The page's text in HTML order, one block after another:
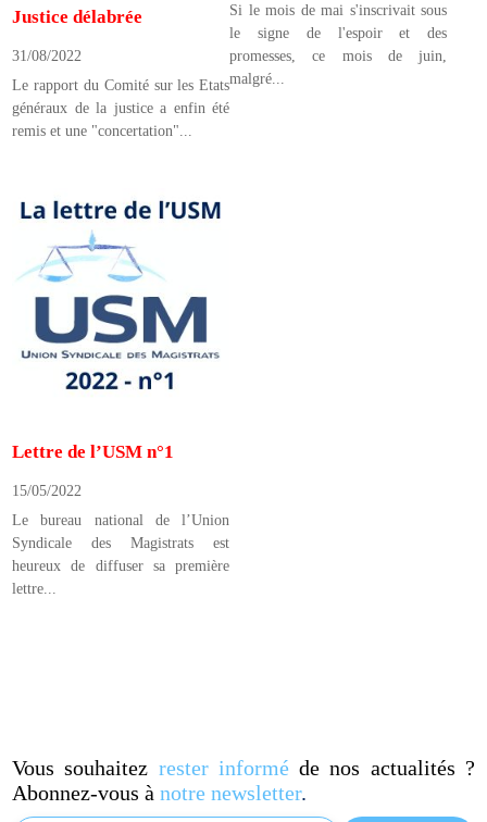
Justice délabrée
31/08/2022
Le rapport du Comité sur les Etats
généraux de la justice a enfin été
remis et une "concertation"...
Si le mois de mai s'inscrivait sous
le signe de l'espoir et des
promesses, ce mois de juin,
malgré...
Lettre de l’USM n°1
15/05/2022
Le bureau national de l’Union
Syndicale des Magistrats est
heureux de diffuser sa première
lettre...
Vous souhaitez rester informéde nos actualités ?
Abonnez-vous ànotre newsletter.